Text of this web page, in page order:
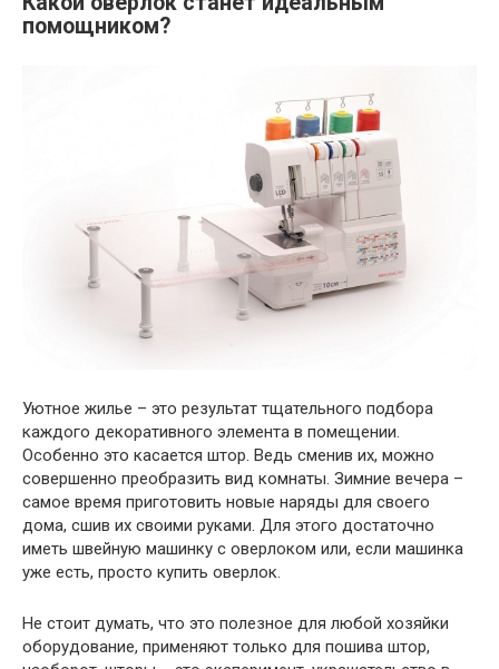
помощником?
Уютное жилье – это результат тщательного подбора
каждого декоративного элемента в помещении.
Особенно это касается штор. Ведь сменив их, можно
совершенно преобразить вид комнаты. Зимние вечера –
самое время приготовить новые наряды для своего
дома, сшив их своими руками. Для этого достаточно
иметь швейную машинку с оверлоком или, если машинка
уже есть, просто купить оверлок.
Не стоит думать, что это полезное для любой хозяйки
оборудование, применяют только для пошива штор,